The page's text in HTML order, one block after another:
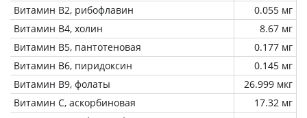
Витамин В2, рибофлавин
0.055 мг
Витамин В4, холин
8.67 мг
Витамин В5, пантотеновая
0.177 мг
Витамин В6, пиридоксин
0.145 мг
Витамин В9, фолаты
26.999 мкг
Витамин C, аскорбиновая
17.32 мг